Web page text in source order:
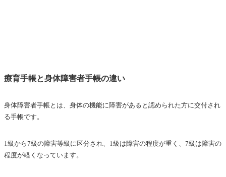
療育手帳と身体障害者手帳の違い
身体障害者手帳とは、身体の機能に障害があると認められた方に交付され
る手帳です。
1級から7級の障害等級に区分され、1級は障害の程度が重く、7級は障害の
程度が軽くなっています。